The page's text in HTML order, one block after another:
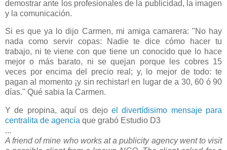
demostrar ante los profesionales de la publicidad, la imagen
y la comunicación.
Si es que ya lo dijo Carmen, mi amiga camarera: "No hay
nada como servir copas: Nadie te dice cómo hacer tu
trabajo, ni te viene con que tiene un conocido que lo hace
mejor o más barato, ni se quejan porque les cobres 15
veces por encima del precio real; y, lo mejor de todo: te
pagan al momento ¡y sin rechistar! en lugar de a 30, 60 ó 90
días." Qué sabia la Carmen.
Y de propina, aquí os dejo el divertídisimo mensaje para
centralita de agencia que grabó Estudio D3
...
A friend of mine who works at a publicity agency went to visit